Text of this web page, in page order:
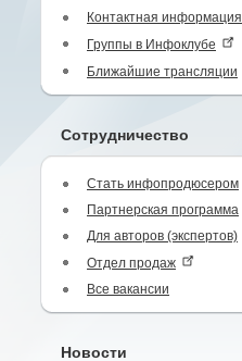
Контактная информация
Группы в Инфоклубе
Ближайшие трансляции
Сотрудничество
Стать инфопродюсером
Партнерская программа
Для авторов (экспертов)
Отдел продаж
Все вакансии
Новости